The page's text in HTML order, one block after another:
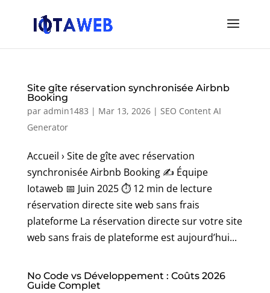
Site gîte réservation synchronisée Airbnb
Booking
par admin1483 | Mar 13, 2026| SEO Content AI
Generator
Accueil › Site de gîte avec réservation
synchronisée Airbnb Booking ✍️ Équipe
Iotaweb 📅 Juin 2025 ⏱️ 12 min de lecture
réservation directe site web sans frais
plateforme La réservation directe sur votre site
web sans frais de plateforme est aujourd’hui...
No Code vs Développement : Coûts 2026
Guide Complet